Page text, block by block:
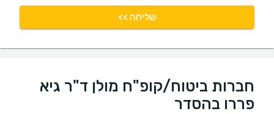
שליחה >>
חברות ביטוח/קופ"ח מולן ד"ר גיא
פררו בהסדר